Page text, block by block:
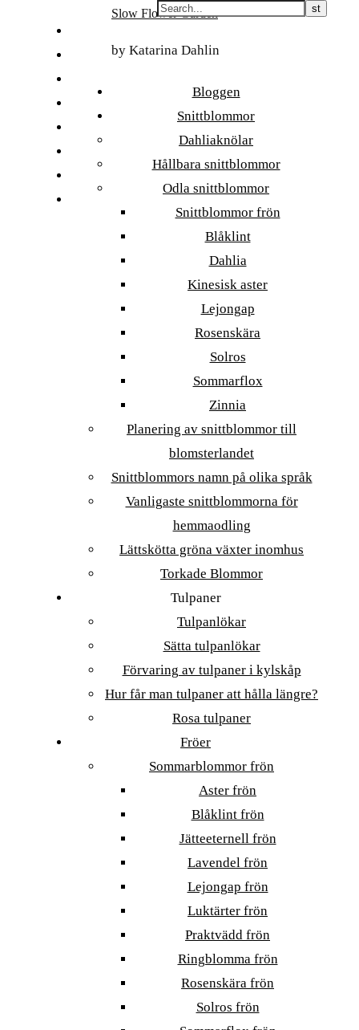
Slow Flower Garden
by Katarina Dahlin
Bloggen
Snittblommor
Dahliaknölar
Hållbara snittblommor
Odla snittblommor
Snittblommor frön
Blåklint
Dahlia
Kinesisk aster
Lejongap
Rosenskära
Solros
Sommarflox
Zinnia
Planering av snittblommor till
blomsterlandet
Snittblommors namn på olika språk
Vanligaste snittblommorna för
hemmaodling
Lättskötta gröna växter inomhus
Torkade Blommor
Tulpaner
Tulpanlökar
Sätta tulpanlökar
Förvaring av tulpaner i kylskåp
Hur får man tulpaner att hålla längre?
Rosa tulpaner
Fröer
Sommarblommor frön
Aster frön
Blåklint frön
Jätteeternell frön
Lavendel frön
Lejongap frön
Luktärter frön
Praktvädd frön
Ringblomma frön
Rosenskära frön
Solros frön